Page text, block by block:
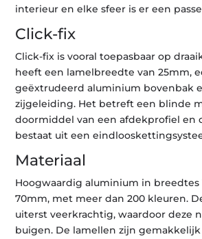
interieur en elke sfeer is er een
Click-fix
Click-fix is vooral toepasbaar op
heeft een lamelbreedte van 25mm,
geëxtrudeerd aluminium bovenbak
zijgeleiding. Het betreft een blinde
doormiddel van een afdekprofiel en
bestaat uit een
Materiaal
Hoogwaardig aluminium in breedtes
70mm, met meer dan 200 kleuren.
uiterst veerkrachtig, waardoor deze
buigen. De lamellen zijn